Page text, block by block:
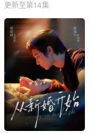
更新至第14集